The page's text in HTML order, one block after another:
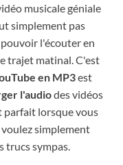
musicale géniale
simplement pas
l'écouter en
trajet matinal. C'est
en MP3est
l'audiodes vidéos
parfait lorsque vous
simplement
trucs sympas.